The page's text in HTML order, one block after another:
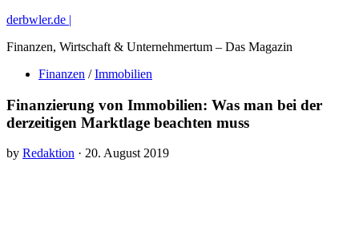
derbwler.de |
Finanzen, Wirtschaft & Unternehmertum – Das Magazin
Finanzen / Immobilien
Finanzierung von Immobilien: Was man bei der
derzeitigen Marktlage beachten muss
by Redaktion · 20. August 2019